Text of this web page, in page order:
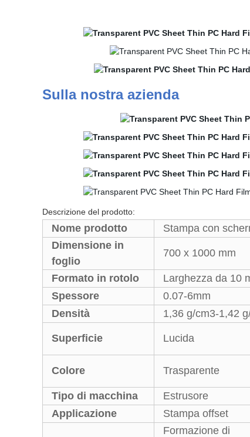
Sulla nostra azienda
Descrizione del prodotto:
Nome prodotto
Stampa con
Dimensione in
foglio
700 x 1000 mm
Formato in rotolo
Larghezza da 10
Spessore
0.07-6mm
Densità
1,36 g/cm3-1,42
Superficie Lucida
Colore Trasparente
Tipo di macchina
Estrusore
Applicazione
Stampa offset
Formazione di